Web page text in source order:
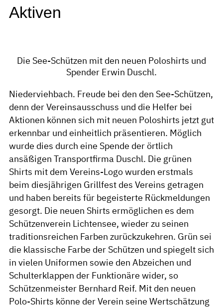
Aktiven
Die See-Schützen mit den neuen Poloshirts und
Spender Erwin Duschl.
Niederviehbach. Freude bei den den See-Schützen,
denn der Vereinsausschuss und die Helfer bei
Aktionen können sich mit neuen Poloshirts jetzt gut
erkennbar und einheitlich präsentieren. Möglich
wurde dies durch eine Spende der örtlich
ansäßigen Transportfirma Duschl. Die grünen
Shirts mit dem Vereins-Logo wurden erstmals
beim diesjährigen Grillfest des Vereins getragen
und haben bereits für begeisterte Rückmeldungen
gesorgt. Die neuen Shirts ermöglichen es dem
Schützenverein Lichtensee, wieder zu seinen
traditionsreichen Farben zurückzukehren. Grün sei
die klassische Farbe der Schützen und spiegelt sich
in vielen Uniformen sowie den Abzeichen und
Schulterklappen der Funktionäre wider, so
Schützenmeister Bernhard Reif. Mit den neuen
Polo-Shirts könne der Verein seine Wertschätzung